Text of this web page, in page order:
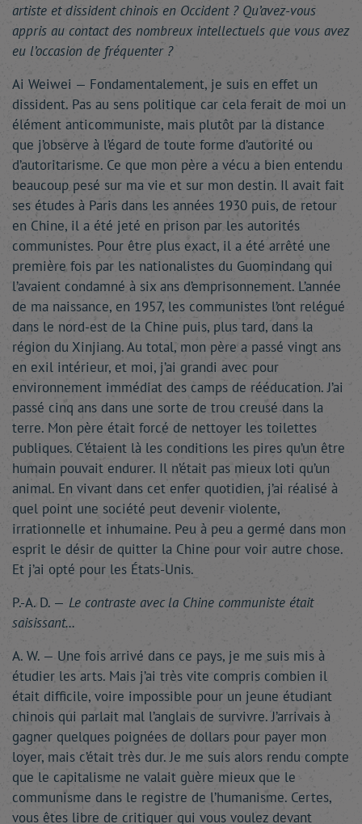
artiste et dissident chinois en Occident ? Qu’avez-vous
appris au contact des nombreux intellectuels que vous avez
eu l’occasion de fréquenter ?
Ai Weiwei — Fondamentalement, je suis en effet un
dissident. Pas au sens politique car cela ferait de moi un
élément anticommuniste, mais plutôt par la distance
que j’observe à l’égard de toute forme d’autorité ou
d’autoritarisme. Ce que mon père a vécu a bien entendu
beaucoup pesé sur ma vie et sur mon destin. Il avait fait
ses études à Paris dans les années 1930 puis, de retour
en Chine, il a été jeté en prison par les autorités
communistes. Pour être plus exact, il a été arrêté une
première fois par les nationalistes du Guomindang qui
l’avaient condamné à six ans d’emprisonnement. L’année
de ma naissance, en 1957, les communistes l’ont relégué
dans le nord-est de la Chine puis, plus tard, dans la
région du Xinjiang. Au total, mon père a passé vingt ans
en exil intérieur, et moi, j’ai grandi avec pour
environnement immédiat des camps de rééducation. J’ai
passé cinq ans dans une sorte de trou creusé dans la
terre. Mon père était forcé de nettoyer les toilettes
publiques. C’étaient là les conditions les pires qu’un être
humain pouvait endurer. Il n’était pas mieux loti qu’un
animal. En vivant dans cet enfer quotidien, j’ai réalisé à
quel point une société peut devenir violente,
irrationnelle et inhumaine. Peu à peu a germé dans mon
esprit le désir de quitter la Chine pour voir autre chose.
Et j’ai opté pour les États-Unis.
P.-A. D. — Le contraste avec la Chine communiste était
saisissant…
A. W. — Une fois arrivé dans ce pays, je me suis mis à
étudier les arts. Mais j’ai très vite compris combien il
était difficile, voire impossible pour un jeune étudiant
chinois qui parlait mal l’anglais de survivre. J’arrivais à
gagner quelques poignées de dollars pour payer mon
loyer, mais c’était très dur. Je me suis alors rendu compte
que le capitalisme ne valait guère mieux que le
communisme dans le registre de l’humanisme. Certes,
vous êtes libre de critiquer qui vous voulez devant